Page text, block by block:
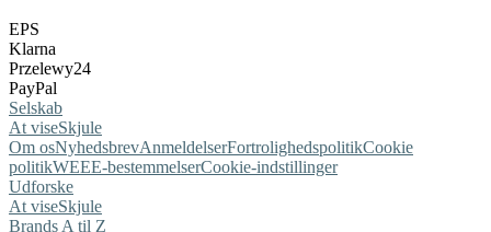
EPS
Klarna
Przelewy24
PayPal
Selskab
At viseSkjule
Om osNyhedsbrevAnmeldelserFortrolighedspolitikCookie
politikWEEE-bestemmelserCookie-indstillinger
Udforske
At viseSkjule
Brands A til Z